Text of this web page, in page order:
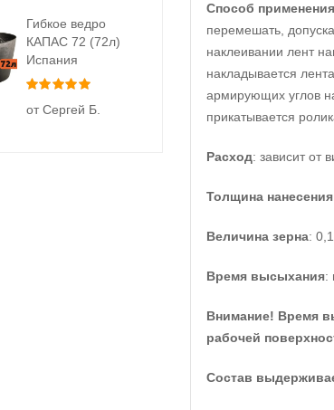
Способ применения
перемешать,
наклеивании лент
накладывается
армирующих углов
прикатывается
Расход: зависит от
Толщина нанесения
Величина зерна:
Время высыхания:
Внимание! Время
рабочей
Состав
Гибкое ведро
КАПАС 72 (72л)
Испания
от Сергей Б.